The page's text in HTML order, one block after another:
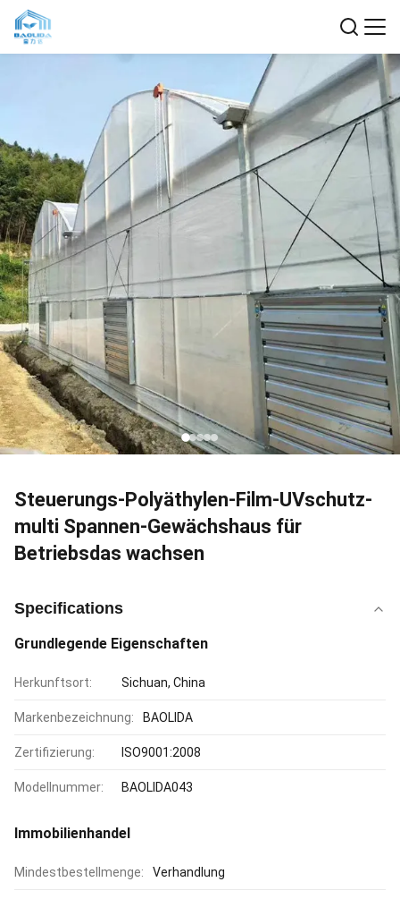
Steuerungs-Polyäthylen-Film-UVschutz-
multi Spannen-Gewächshaus für
Betriebsdas wachsen
Specifications
Grundlegende Eigenschaften
Herkunftsort: Sichuan, China
Markenbezeichnung: BAOLIDA
Zertifizierung: ISO9001:2008
Modellnummer: BAOLIDA043
Immobilienhandel
Mindestbestellmenge: Verhandlung